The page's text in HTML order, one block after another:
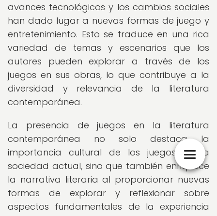
avances tecnológicos y los cambios sociales
han dado lugar a nuevas formas de juego y
entretenimiento. Esto se traduce en una rica
variedad de temas y escenarios que los
autores pueden explorar a través de los
juegos en sus obras, lo que contribuye a la
diversidad y relevancia de la literatura
contemporánea.
La presencia de juegos en la literatura
contemporánea no solo destaca la
importancia cultural de los juegos en la
sociedad actual, sino que también enriquece
la narrativa literaria al proporcionar nuevas
formas de explorar y reflexionar sobre
aspectos fundamentales de la experiencia